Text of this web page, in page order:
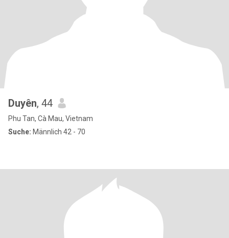
Duyên, 44
Phu Tan, Cà Mau, Vietnam
Suche: Männlich 42 - 70